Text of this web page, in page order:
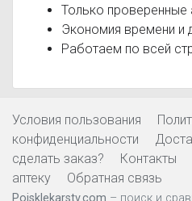
Только проверенные
Экономия времени и
Работаем по всей
Условия пользования
конфиденциальности
сделать заказ?
Контакты
аптеку
Обратная связь
Poisklekarstv.com – поиск и